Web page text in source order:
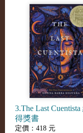
3.The Last
得獎書
定價：418 元